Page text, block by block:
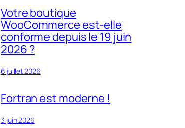
Votre boutique
WooCommerce est-elle
conforme depuis le 19 juin
2026 ?
6 juillet 2026
Fortran est moderne !
3 juin 2026